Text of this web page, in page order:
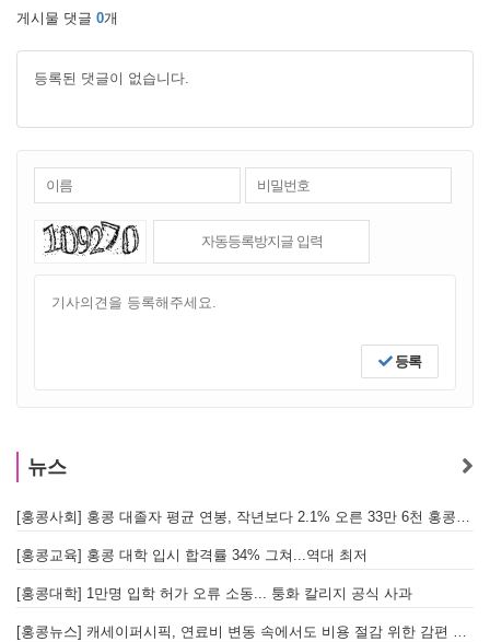
게시물 댓글 0개
등록된 댓글이 없습니다.
등록
뉴스
[홍콩교육] 홍콩 대학 입시 합격률 34% 그쳐...역대 최저
[홍콩대학] 1만명 입학 허가 오류 소동... 퉁화 칼리지 공식 사과